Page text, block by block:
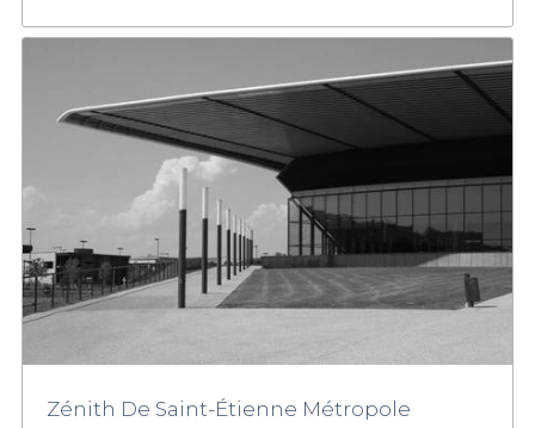
Zénith De Saint-Étienne Métropole